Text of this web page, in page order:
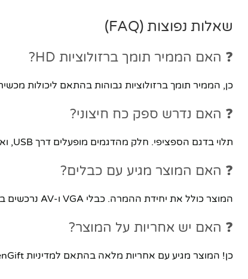
שאלות נפוצות (FAQ)
❓ האם הממיר תומך ברזולוציות HD?
כן, הממיר תומך ברזולוציות גבוהות בהתאם ליכולות
❓ האם נדרש ספק כח חיצוני?
תלוי בדגם הספציפי. חלק מהדגמים מופעלים דרך USB, ואחרים דורשים ספק כח חיצוני. פרטים מדויקים מצוינים באריזה או בפניה לשירות הלקוחות.
❓ האם המוצר מגיע עם כבלים?
המוצר כולל את יחידת ההמרה. כבלי VGA ו-AV נרכשים בנפרד או ניתן לבקש הצעת מחיר למארז מלא.
❓ האם יש אחריות על המוצר?
כן! המוצר מגיע עם אחריות מלאה בהתאם למדיניות TenGift. ניתן לפנות לשירות לקוחות בכל עת.